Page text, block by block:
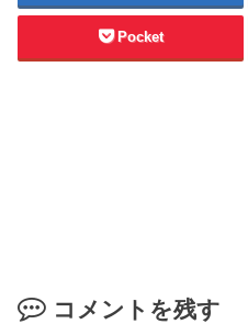
Pocket
コメントを残す